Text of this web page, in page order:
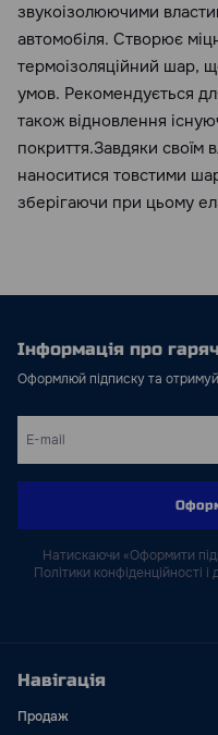
звукоізолюючими
автомобіля. Створює
термоізоляційний шар,
умов. Рекомендується
також відновлення
покриття.Завдяки своїм
наноситися товстими
зберігаючи при цьому
Інформація про
Оформлюй підписку та
Натискаючи «Оформити
Політики конфіденційності
Навігація
Продаж